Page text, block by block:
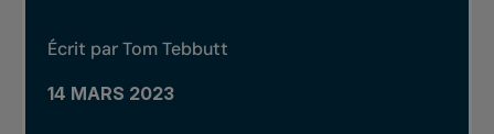
Écrit par Tom Tebbutt
14 MARS 2023